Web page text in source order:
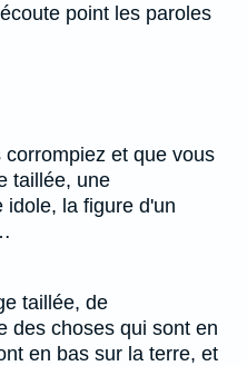
point les paroles
et que vous
taillée, une
idole, la figure d'un
taillée, de
des choses qui sont en
en bas sur la terre, et